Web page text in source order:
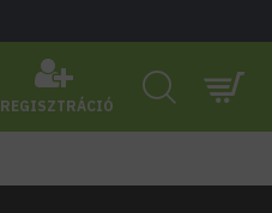
REGISZTRÁCIÓ